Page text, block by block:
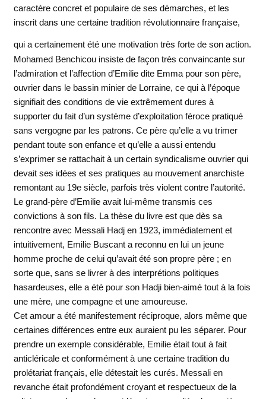
caractère concret et populaire de ses démarches, et les
inscrit dans une certaine tradition révolutionnaire française,
qui a certainement été une motivation très forte de son action.
Mohamed Benchicou insiste de façon très convaincante sur
l’admiration et l’affection d’Emilie dite Emma pour son père,
ouvrier dans le bassin minier de Lorraine, ce qui à l’époque
signifiait des conditions de vie extrêmement dures à
supporter du fait d’un système d’exploitation féroce pratiqué
sans vergogne par les patrons. Ce père qu’elle a vu trimer
pendant toute son enfance et qu’elle a aussi entendu
s’exprimer se rattachait à un certain syndicalisme ouvrier qui
devait ses idées et ses pratiques au mouvement anarchiste
remontant au 19e siècle, parfois très violent contre l’autorité.
Le grand-père d’Emilie avait lui-même transmis ces
convictions à son fils. La thèse du livre est que dès sa
rencontre avec Messali Hadj en 1923, immédiatement et
intuitivement, Emilie Buscant a reconnu en lui un jeune
homme proche de celui qu’avait été son propre père ; en
sorte que, sans se livrer à des interprétions politiques
hasardeuses, elle a été pour son Hadji bien-aimé tout à la fois
une mère, une compagne et une amoureuse.
Cet amour a été manifestement réciproque, alors même que
certaines différences entre eux auraient pu les séparer. Pour
prendre un exemple considérable, Emilie était tout à fait
anticléricale et conformément à une certaine tradition du
prolétariat français, elle détestait les curés. Messali en
revanche était profondément croyant et respectueux de la